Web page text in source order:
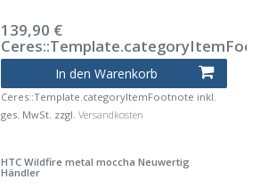
139,90 €
In den Warenkorb
Ceres::Template.categoryItemFootnote inkl.
ges. MwSt. zzgl.Versandkosten
HTC Wildfire metal moccha Neuwertig
Händler